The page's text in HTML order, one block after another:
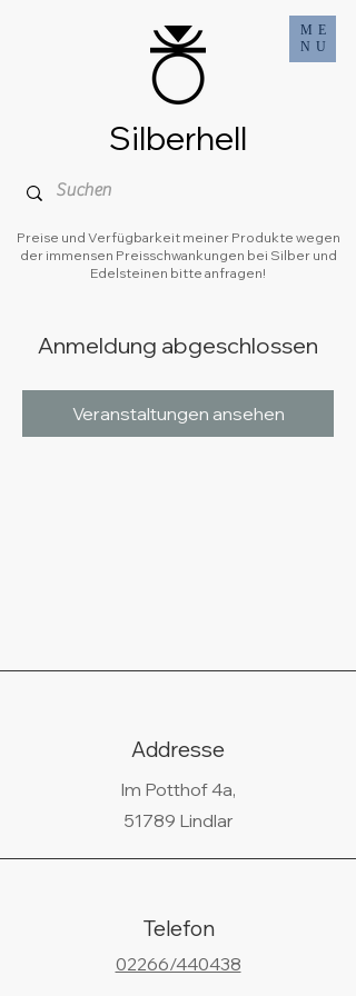
ME
NU
Preise und Verfügbarkeit meiner Produkte wegen
der immensen Preisschwankungen bei Silber und
Edelsteinen bitte anfragen!
Silberhell
Anmeldung abgeschlossen
Veranstaltungen ansehen
Addresse
Im Potthof 4a,
51789 Lindlar
Telefon
02266/440438